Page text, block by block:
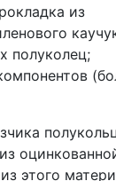
из
полуколец;
этого